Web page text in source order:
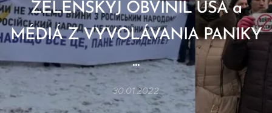
ZELENSKYJ OBVINIL USA a
MÉDIÁ Z VYVOLÁVANIA PANIKY
...
30.01.2022